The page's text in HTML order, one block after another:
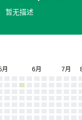
暂无描述